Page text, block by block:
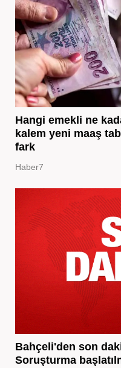
Hangi emekli ne
kalem yeni maaş
fark
Haber7
Bahçeli'den son
Soruşturma